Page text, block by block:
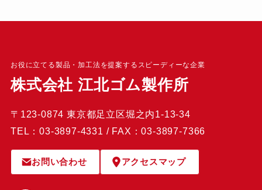
お役に立てる製品・加工法を提案するスピーディーな企業
株式会社 江北ゴム製作所
〒123-0874 東京都足立区堀之内1-13-34
TEL：03-3897-4331 / FAX：03-3897-7366
お問い合わせ アクセスマップ